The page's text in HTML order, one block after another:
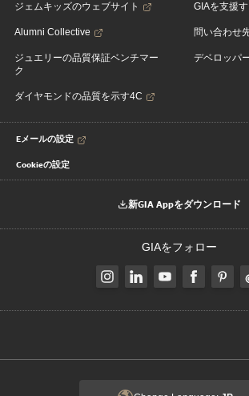
ジェムキッズのウェブサイト
Alumni Collective
ジュエリーの品質保証ベンチマー
ク
ダイヤモンドの品質を示す4C
GIAを支援
問い合わせ
デベロッパ
Eメールの設定
Cookieの設定
新GIA Appをダウンロード
GIAをフォロー